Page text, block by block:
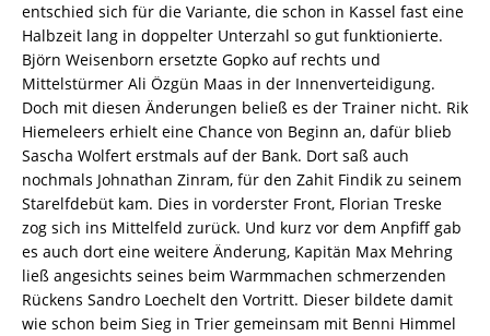
entschied sich für die Variante, die schon in Kassel fast eine
Halbzeit lang in doppelter Unterzahl so gut funktionierte.
Björn Weisenborn ersetzte Gopko auf rechts und
Mittelstürmer Ali Özgün Maas in der Innenverteidigung.
Doch mit diesen Änderungen beließ es der Trainer nicht. Rik
Hiemeleers erhielt eine Chance von Beginn an, dafür blieb
Sascha Wolfert erstmals auf der Bank. Dort saß auch
nochmals Johnathan Zinram, für den Zahit Findik zu seinem
Starelfdebüt kam. Dies in vorderster Front, Florian Treske
zog sich ins Mittelfeld zurück. Und kurz vor dem Anpfiff gab
es auch dort eine weitere Änderung, Kapitän Max Mehring
ließ angesichts seines beim Warmmachen schmerzenden
Rückens Sandro Loechelt den Vortritt. Dieser bildete damit
wie schon beim Sieg in Trier gemeinsam mit Benni Himmel